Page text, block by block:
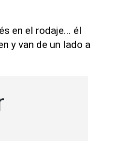
en el rodaje... él
y van de un lado a